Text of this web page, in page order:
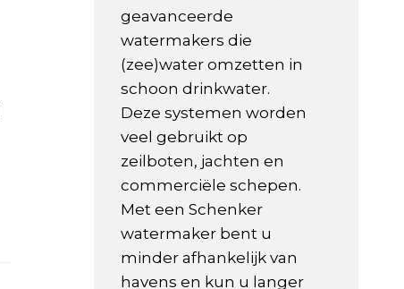
geavanceerde
watermakers die
(zee)water omzetten in
schoon drinkwater.
Deze systemen worden
veel gebruikt op
zeilboten, jachten en
commerciële schepen.
Met een Schenker
watermaker bent u
minder afhankelijk van
havens en kun u langer